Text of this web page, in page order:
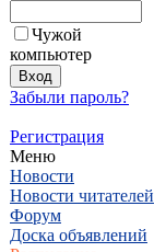
Чужой
компьютер
Забыли пароль?
Регистрация
Меню
Новости
Новости читателей
Форум
Доска объявлений